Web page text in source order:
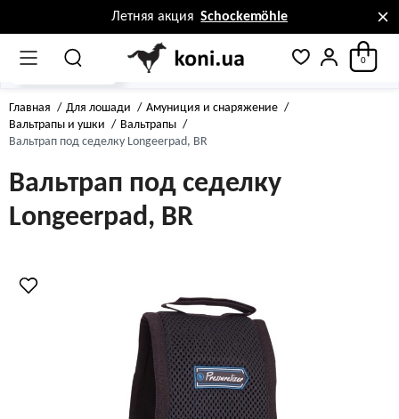
Летняя акция Schockemöhle
0
Главная Для лошади
Амуниция и снаряжение
Вальтрапы и ушки
Вальтрапы
Вальтрап под седелку Longeerpad, BR
Вальтрап под седелку
Longeerpad, BR
Все про товар Описание Отзывы Вопрос - ответ